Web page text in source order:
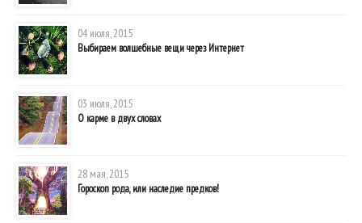
04 июля, 2015
Выбираем волшебные вещи через Интернет
03 июля, 2015
О карме в двух словах
28 мая, 2015
Гороскоп рода, или наследие предков!